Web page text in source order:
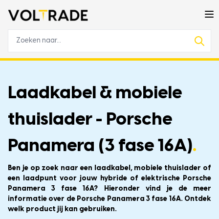
Laadkabel & mobiele
thuislader - Porsche
Panamera (3 fase 16A).
Ben je op zoek naar een laadkabel, mobiele thuislader of
een laadpunt voor jouw hybride of elektrische Porsche
Panamera 3 fase 16A? Hieronder vind je de meer
informatie over de Porsche Panamera 3 fase 16A. Ontdek
welk product jij kan gebruiken.